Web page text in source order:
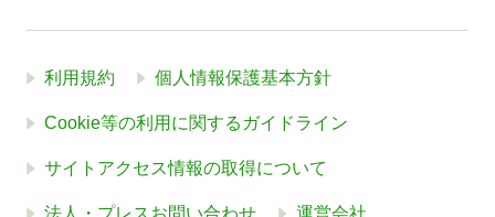
利用規約 個人情報保護基本方針
Cookie等の利用に関するガイドライン
サイトアクセス情報の取得について
法人・プレスお問い合わせ 運営会社